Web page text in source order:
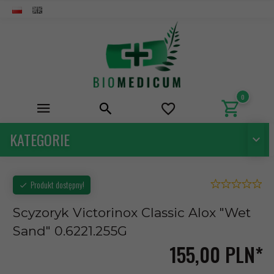
0
KATEGORIE
Produkt dostępny!
Scyzoryk Victorinox Classic Alox "Wet
Sand" 0.6221.255G
155,00 PLN*